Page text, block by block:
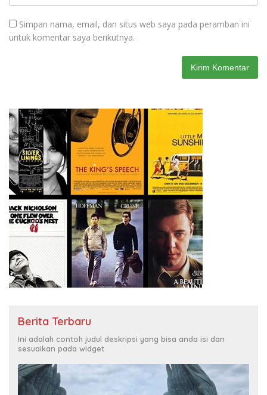
Simpan nama, email, dan situs web saya pada peramban ini
untuk komentar saya berikutnya.
Berita Terbaru
Ini adalah contoh judul deskripsi yang bisa anda isi dan
sesuaikan pada widget